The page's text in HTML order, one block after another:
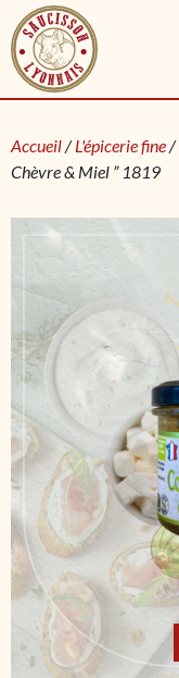
Accueil/L'épicerie fine/
Chèvre & Miel ” 1819